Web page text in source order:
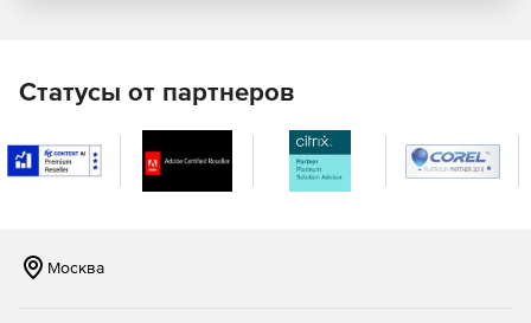
автоматизация работы бэк-офиса по обслуживанию
клиентов. Например, от поступления заявки с сайта
до заключения договора и контроля дебиторской
задолженности.
Работа с нагрузкой в 100 000 пользователей и от 20
Статусы от партнеров
Москва